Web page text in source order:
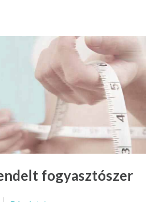
fogyasztószer